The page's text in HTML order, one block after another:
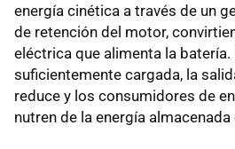
energía cinética a través de un
de retención del motor,
eléctrica que alimenta la batería.
suficientemente cargada, la
reduce y los consumidores de
nutren de la energía